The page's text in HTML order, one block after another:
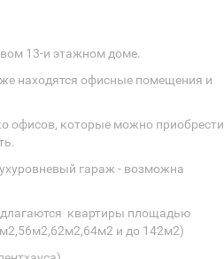
13-и этажном доме.
находятся офисные помещения и
офисов, которые можно приобрести
гараж - возможна
квартиры площадью
и до 142м2)